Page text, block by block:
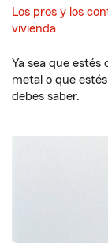
Los pros y los
vivienda
Ya sea que
metal o que
debes saber.